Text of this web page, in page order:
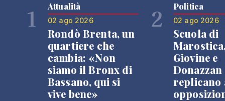
1 Attualità
02 ago 2026
Rondò Brenta, un
quartiere che
cambia: «Non
siamo il Bronx di
Bassano, qui si
vive bene»
2 Politica
02 ago 2026
Scuola di
Giovine e
Donazzan
replicano